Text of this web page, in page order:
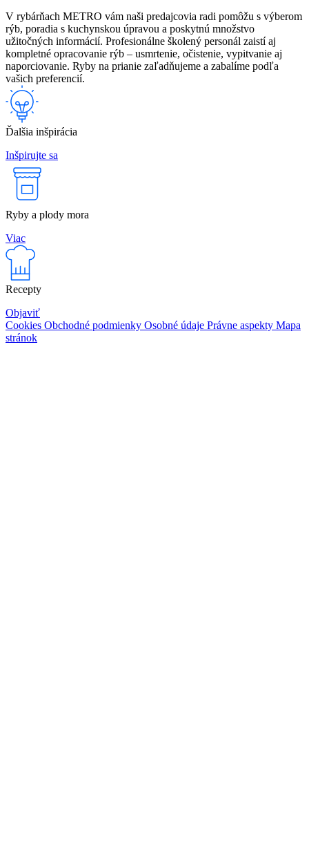
V rybárňach METRO vám naši predajcovia radi pomôžu s výberom
rýb, poradia s kuchynskou úpravou a poskytnú množstvo
užitočných informácií. Profesionálne školený personál zaistí aj
kompletné opracovanie rýb – usmrtenie, očistenie, vypitvanie aj
naporciovanie. Ryby na prianie zaľadňujeme a zabalíme podľa
vašich preferencií.
Ďalšia inšpirácia
Inšpirujte sa
Ryby a plody mora
Viac
Recepty
Objaviť
Cookies Obchodné podmienky Osobné údaje Právne aspekty Mapa
stránok